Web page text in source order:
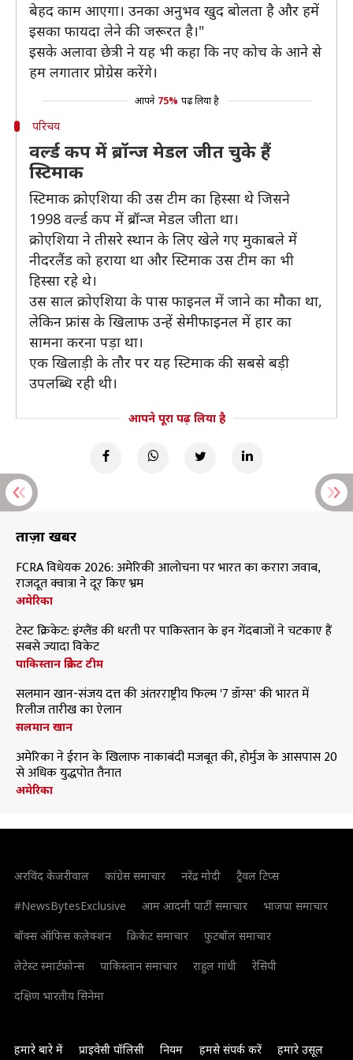
बेहद काम आएगा। उनका अनुभव खुद बोलता है और हमें
इसका फायदा लेने की जरूरत है।"
इसके अलावा छेत्री ने यह भी कहा कि नए कोच के आने से
हम लगातार प्रोग्रेस करेंगे।
आपने 75% पढ़ लिया है
परिचय
वर्ल्ड कप में ब्रॉन्ज मेडल जीत चुके हैं
स्टिमाक
स्टिमाक क्रोएशिया की उस टीम का हिस्सा थे जिसने
1998 वर्ल्ड कप में ब्रॉन्ज मेडल जीता था।
क्रोएशिया ने तीसरे स्थान के लिए खेले गए मुकाबले में
नीदरलैंड को हराया था और स्टिमाक उस टीम का भी
हिस्सा रहे थे।
उस साल क्रोएशिया के पास फाइनल में जाने का मौका था,
लेकिन फ्रांस के खिलाफ उन्हें सेमीफाइनल में हार का
सामना करना पड़ा था।
एक खिलाड़ी के तौर पर यह स्टिमाक की सबसे बड़ी
उपलब्धि रही थी।
आपने पूरा पढ़ लिया है
ताज़ा खबरें
FCRA विधेयक 2026: अमेरिकी आलोचना पर भारत का करारा जवाब,
राजदूत क्वात्रा ने दूर किए भ्रम
अमेरिका
टेस्ट क्रिकेट: इंग्लैंड की धरती पर पाकिस्तान के इन गेंदबाजों ने चटकाए हैं
सबसे ज्यादा विकेट
पाकिस्तान क्रिकेट टीम
सलमान खान-संजय दत्त की अंतरराष्ट्रीय फिल्म '7 डॉग्स' की भारत में
रिलीज तारीख का ऐलान
सलमान खान
अमेरिका ने ईरान के खिलाफ नाकाबंदी मजबूत की, होर्मुज के आसपास 20
से अधिक युद्धपोत तैनात
अमेरिका
अरविंद केजरीवाल कांग्रेस समाचार नरेंद्र मोदी
ट्रैवल टिप्स
#NewsBytesExclusive
आम आदमी पार्टी समाचार
भाजपा समाचार
बॉक्स ऑफिस कलेक्शन
क्रिकेट समाचार
फुटबॉल समाचार
लेटेस्ट स्मार्टफोन्स
पाकिस्तान समाचार राहुल गांधी
रेसिपी
दक्षिण भारतीय सिनेमा
हमारे बारे में प्राइवेसी पॉलिसी नियम हमसे संपर्क करें हमारे उसूल